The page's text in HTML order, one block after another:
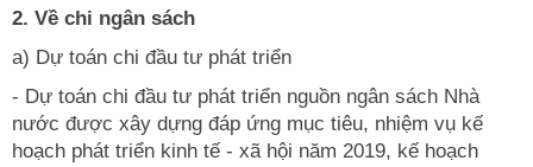
2. Về chi ngân sách
a) Dự toán chi đầu tư phát triển
- Dự toán chi đầu tư phát triển nguồn ngân sách Nhà
nước được xây dựng đáp ứng mục tiêu, nhiệm vụ kế
hoạch phát triển kinh tế - xã hội năm 2019, kế hoạch